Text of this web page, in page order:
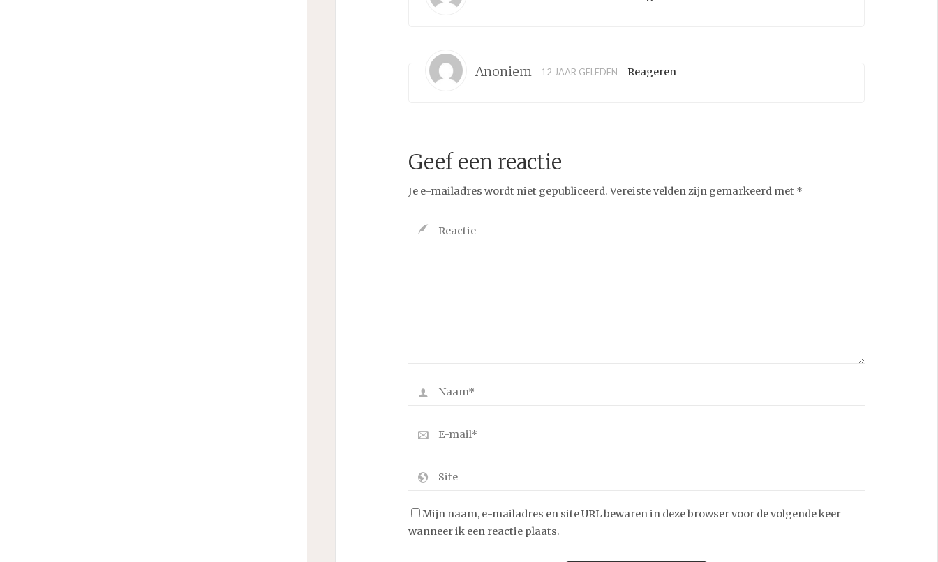
Anoniem 12 JAAR GELEDEN Reageren
Geef een reactie
Je e-mailadres wordt niet gepubliceerd. Vereiste velden zijn gemarkeerd met *
Mijn naam, e-mailadres en site URL bewaren in deze browser voor de volgende keer
wanneer ik een reactie plaats.